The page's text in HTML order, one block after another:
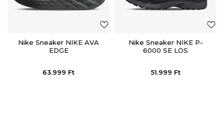
Nike Sneaker NIKE AVA
EDGE
63.999 Ft
Nike Sneaker NIKE P-
6000 SE LOS
51.999 Ft